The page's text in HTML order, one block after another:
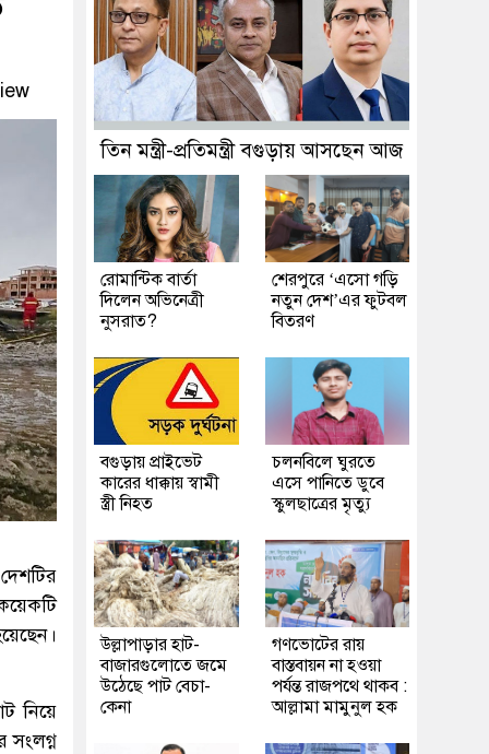
নিয়ে
সংলগ্ন
তিন মন্ত্রী-প্রতিমন্ত্রী বগুড়ায় আসছেন আজ
রোমান্টিক বার্তা
দিলেন অভিনেত্রী
নুসরাত?
শেরপুরে ‘এসো গড়ি
নতুন দেশ’এর ফুটবল
বিতরণ
বগুড়ায় প্রাইভেট
কারের ধাক্কায় স্বামী
স্ত্রী নিহত
চলনবিলে ঘুরতে
এসে পানিতে ডুবে
স্কুলছাত্রের মৃত্যু
উল্লাপাড়ার হাট-
বাজারগুলোতে জমে
উঠেছে পাট বেচা-
কেনা
গণভোটের রায়
বাস্তবায়ন না হওয়া
পর্যন্ত রাজপথে থাকব :
আল্লামা মামুনুল হক